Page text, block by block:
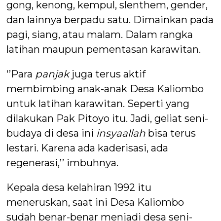
gong, kenong, kempul, slenthem, gender,
dan lainnya berpadu satu. Dimainkan pada
pagi, siang, atau malam. Dalam rangka
latihan maupun pementasan karawitan.
‘’Para panjakjuga terus aktif
membimbing anak-anak Desa Kaliombo
untuk latihan karawitan. Seperti yang
dilakukan Pak Pitoyo itu. Jadi, geliat seni-
budaya di desa ini insyaallah bisa terus
lestari. Karena ada kaderisasi, ada
regenerasi,’’ imbuhnya.
Kepala desa kelahiran 1992 itu
meneruskan, saat ini Desa Kaliombo
sudah benar-benar menjadi desa seni-